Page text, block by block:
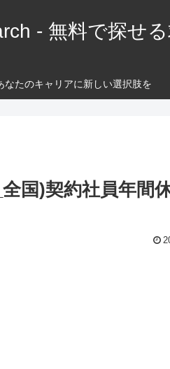
- 無料で探せ
なたのキャリアに新しい選択肢を
国)契約社員年間